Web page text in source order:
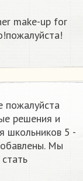
make-up for
пожалуйста
решения и
школьников 5 -
Мы